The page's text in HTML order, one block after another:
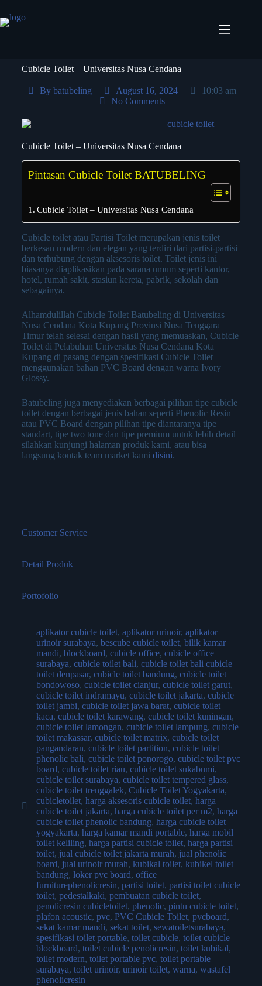
Cubicle Toilet – Universitas Nusa Cendana
By batubeling August 16, 2024
10:03 am
No Comments
Cubicle Toilet – Universitas Nusa Cendana
Pintasan Cubicle Toilet BATUBELING
Cubicle Toilet – Universitas Nusa Cendana
Cubicle toilet atau Partisi Toilet merupakan jenis toilet
berkesan modern dan elegan yang terdiri dari partisi-partisi
dan terhubung dengan aksesoris toilet. Toilet jenis ini
biasanya diaplikasikan pada sarana umum seperti kantor,
hotel, rumah sakit, stasiun kereta, pabrik, sekolah dan
sebagainya.
Alhamdulillah Cubicle Toilet Batubeling di Universitas
Nusa Cendana Kota Kupang Provinsi Nusa Tenggara
Timur telah selesai dengan hasil yang memuaskan, Cubicle
Toilet di Pelabuhan Universitas Nusa Cendana Kota
Kupang di pasang dengan spesifikasi Cubicle Toilet
menggunakan bahan PVC Board dengan warna Ivory
Glossy.
Batubeling juga menyediakan berbagai pilihan tipe cubicle
toilet dengan berbagai jenis bahan seperti Phenolic Resin
atau PVC Board dengan pilihan tipe diantaranya tipe
standart, tipe two tone dan tipe premium untuk lebih detail
silahkan kunjungi halaman produk kami, atau bisa
langsung kontak team market kami disini.
Customer Service
Detail Produk
Portofolio
aplikator cubicle toilet, aplikator urinoir, aplikator
urinoir surabaya, bescube cubicle toilet, bilik kamar
mandi, blockboard, cubicle office, cubicle office
surabaya, cubicle toilet bali, cubicle toilet bali cubicle
toilet denpasar, cubicle toilet bandung, cubicle toilet
bondowoso, cubicle toilet cianjur, cubicle toilet garut,
cubicle toilet indramayu, cubicle toilet jakarta, cubicle
toilet jambi, cubicle toilet jawa barat, cubicle toilet
kaca, cubicle toilet karawang, cubicle toilet kuningan,
cubicle toilet lamongan, cubicle toilet lampung, cubicle
toilet makassar, cubicle toilet matrix, cubicle toilet
pangandaran, cubicle toilet partition, cubicle toilet
phenolic bali, cubicle toilet ponorogo, cubicle toilet pvc
board, cubicle toilet riau, cubicle toilet sukabumi,
cubicle toilet surabaya, cubicle toilet tempered glass,
cubicle toilet trenggalek, Cubicle Toilet Yogyakarta,
cubicletoilet, harga aksesoris cubicle toilet, harga
cubicle toilet jakarta, harga cubicle toilet per m2, harga
cubicle toilet phenolic bandung, harga cubicle toilet
yogyakarta, harga kamar mandi portable, harga mobil
toilet keliling, harga partisi cubicle toilet, harga partisi
toilet, jual cubicle toilet jakarta murah, jual phenolic
board, jual urinoir murah, kubikal toilet, kubikel toilet
bandung, loker pvc board, office
furniturephenolicresin, partisi toilet, partisi toilet cubicle
toilet, pedestalkaki, pembuatan cubicle toilet,
penolicresin cubicletoilet, phenolic, pintu cubicle toilet,
plafon acoustic, pvc, PVC Cubicle Toilet, pvcboard,
sekat kamar mandi, sekat toilet, sewatoiletsurabaya,
spesifikasi toilet portable, toilet cubicle, toilet cubicle
blockboard, toilet cubicle penolicresin, toilet kubikal,
toilet modern, toilet portable pvc, toilet portable
surabaya, toilet urinoir, urinoir toilet, warna, wastafel
phenolicresin